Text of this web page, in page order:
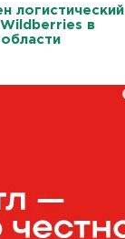
логистический
в